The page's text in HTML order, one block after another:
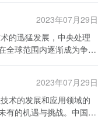
链将向着智能化、云计
软件具备更加强大的功
人力资源管理。云计算
可以随时随地进行人力
广阔的发展空间。产业链
服务。全景深度解析可
发展趋势等多个方面进行
认知还不够清晰。因
育和培训力度，增加用
业、初创企业和互联网巨
业有望迎来更广阔的市
研机构建立紧密的合作关
的合作是必不可少的。
场和技术的力量，加快发
国际标准的制定与制定，
的开拓，扩大我国CPU
合作与互利共赢。建设
潜力巨大。随着数字化转
的需求不断增加，这为
渐向高端领域发展，并取
、寒武纪等高性能CPU
产业带来了新的发展机
业的发展环境进行洞察，
费者的需求量巨大，为
为中国CPU企业提供了
业提供了财政支持、税收
内企业加强技术研发和
持措施有效地降低了企
2023年07月29日
全球范围内逐渐成为争夺
的AMD（Advanced
）。英特尔作为全球
制造能力方面。目前，
2023年07月29日
有的机遇与挑战。中国